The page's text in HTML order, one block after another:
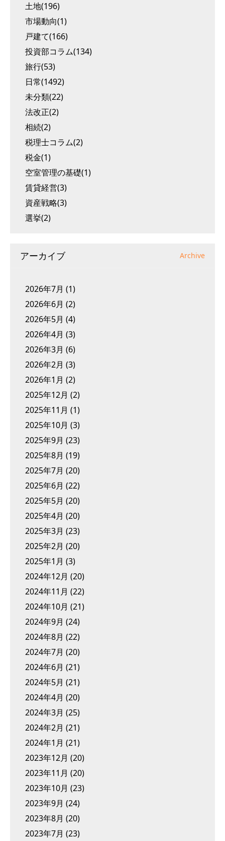
土地(196)
市場動向(1)
戸建て(166)
投資部コラム(134)
旅行(53)
日常(1492)
未分類(22)
法改正(2)
相続(2)
税理士コラム(2)
税金(1)
空室管理の基礎(1)
賃貸経営(3)
資産戦略(3)
選挙(2)
アーカイブ Archive
2026年7月 (1)
2026年6月 (2)
2026年5月 (4)
2026年4月 (3)
2026年3月 (6)
2026年2月 (3)
2026年1月 (2)
2025年12月 (2)
2025年11月 (1)
2025年10月 (3)
2025年9月 (23)
2025年8月 (19)
2025年7月 (20)
2025年6月 (22)
2025年5月 (20)
2025年4月 (20)
2025年3月 (23)
2025年2月 (20)
2025年1月 (3)
2024年12月 (20)
2024年11月 (22)
2024年10月 (21)
2024年9月 (24)
2024年8月 (22)
2024年7月 (20)
2024年6月 (21)
2024年5月 (21)
2024年4月 (20)
2024年3月 (25)
2024年2月 (21)
2024年1月 (21)
2023年12月 (20)
2023年11月 (20)
2023年10月 (23)
2023年9月 (24)
2023年8月 (20)
2023年7月 (23)